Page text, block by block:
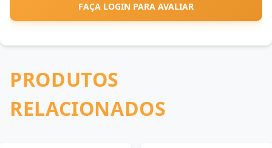
FAÇA LOGIN PARA AVALIAR
PRODUTOS
RELACIONADOS